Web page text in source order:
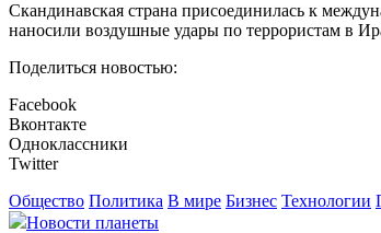
Скандинавская страна присоединилась к
наносили воздушные удары по террористам в
Поделиться новостью:
Facebook
Вконтакте
Одноклассники
Twitter
Общество Политика В мире Бизнес Технологии
Новости планеты